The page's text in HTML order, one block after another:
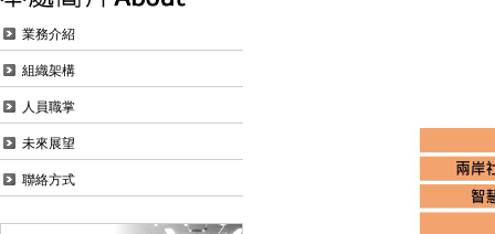
業務介紹
組織架構
人員職掌
未來展望
聯絡方式